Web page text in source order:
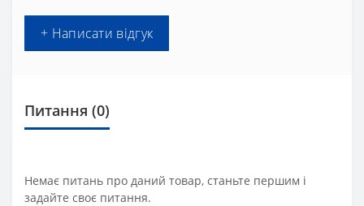
+ Написати відгук
Питання (0)
Немає питань про даний товар, станьте першим і
задайте своє питання.